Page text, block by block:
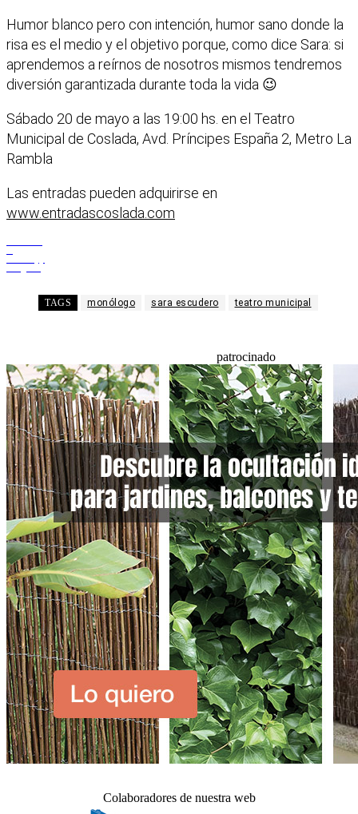
Humor blanco pero con intención, humor sano donde la
risa es el medio y el objetivo porque, como dice Sara: si
aprendemos a reírnos de nosotros mismos tendremos
diversión garantizada durante toda la vida 😉
Sábado 20 de mayo a las 19:00 hs. en el Teatro
Municipal de Coslada, Avd. Príncipes España 2, Metro La
Rambla
Las entradas pueden adquirirse en
www.entradascoslada.com
TAGS monólogo sara escudero teatro municipal
patrocinado
Colaboradores de nuestra web